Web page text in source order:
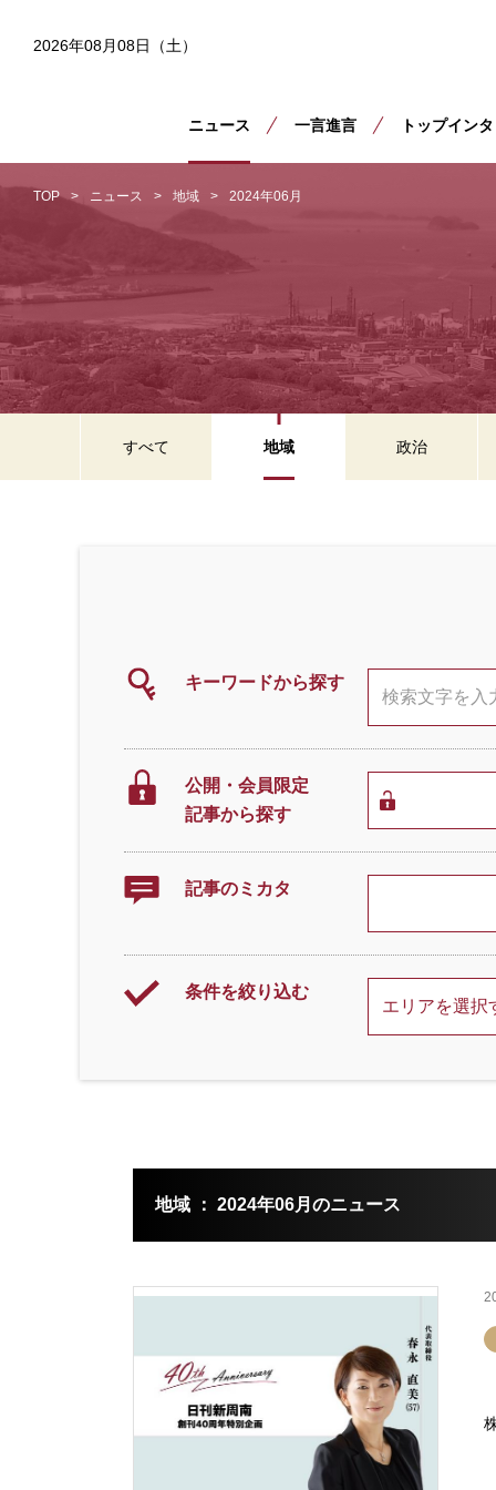
2026年08月08日（土）
ニュース 一言進言 トップイン
TOP ニュース 地域 2024年06月
キーワードから探す
公開・会員限定
記事から探す
記事のミカタ
条件を絞り込む
すべて 地域 政治
地域 ： 2024年06月のニュース